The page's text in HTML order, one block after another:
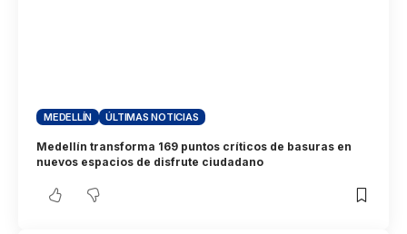
MEDELLÍN ÚLTIMAS NOTICIAS
Medellín transforma 169 puntos críticos de basuras en
nuevos espacios de disfrute ciudadano